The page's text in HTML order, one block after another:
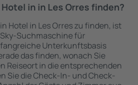
in in Les Orres finden?
Hotel in Les Orres zu finden, ist
Suchmaschine für
Unterkunftsbasis
das finden, wonach Sie
Reiseort in die entsprechenden
Sie die Check-In- und Check-